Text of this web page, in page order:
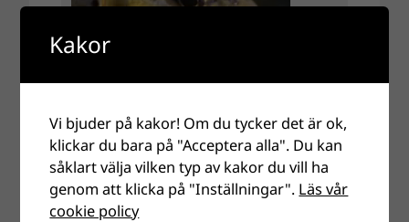
Kakor
Vi bjuder på kakor! Om du tycker det är ok,
klickar du bara på "Acceptera alla". Du kan
såklart välja vilken typ av kakor du vill ha
genom att klicka på "Inställningar". Läs vår
cookie policy